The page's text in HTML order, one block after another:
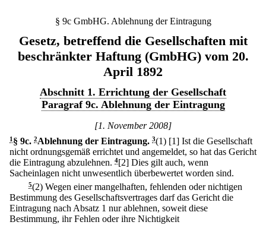
§ 9c GmbHG. Ablehnung der Eintragung
Gesetz, betreffend die Gesellschaften mit
beschränkter Haftung (GmbHG) vom 20.
April 1892
Abschnitt 1. Errichtung der Gesellschaft
Paragraf 9c. Ablehnung der Eintragung
[1. November 2008]
1 § 9c. 2Ablehnung der Eintragung. 3(1) [1] Ist die Gesellschaft
nicht ordnungsgemäß errichtet und angemeldet, so hat das Gericht
die Eintragung abzulehnen. 4[2] Dies gilt auch, wenn
Sacheinlagen nicht unwesentlich überbewertet worden sind.
5(2) Wegen einer mangelhaften, fehlenden oder nichtigen
Bestimmung des Gesellschaftsvertrages darf das Gericht die
Eintragung nach Absatz 1 nur ablehnen, soweit diese
Bestimmung, ihr Fehlen oder ihre Nichtigkeit